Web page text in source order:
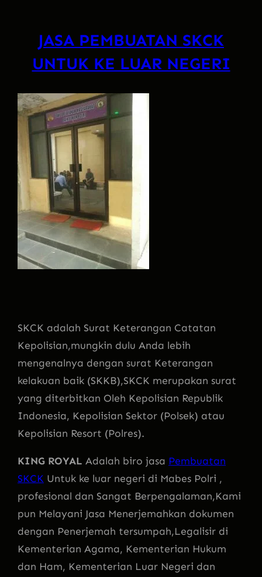
JASA PEMBUATAN SKCK
UNTUK KE LUAR NEGERI
SKCK adalah Surat Keterangan Catatan
Kepolisian,mungkin dulu Anda lebih
mengenalnya dengan surat Keterangan
kelakuan baik (SKKB),SKCK merupakan surat
yang diterbitkan Oleh Kepolisian Republik
Indonesia, Kepolisian Sektor (Polsek) atau
Kepolisian Resort (Polres).
KING ROYAL Adalah biro jasa Pembuatan
SKCK Untuk ke luar negeri di Mabes Polri ,
profesional dan Sangat Berpengalaman,Kami
pun Melayani Jasa Menerjemahkan dokumen
dengan Penerjemah tersumpah,Legalisir di
Kementerian Agama, Kementerian Hukum
dan Ham, Kementerian Luar Negeri dan